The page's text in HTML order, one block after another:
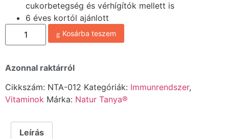
cukorbetegség és vérhígítók mellett is
6 éves kortól ajánlott
Kosárba teszem
Azonnal raktárról
Cikkszám: NTA-012 Kategóriák: Immunrendszer,
Vitaminok Márka: Natur Tanya®
Leírás